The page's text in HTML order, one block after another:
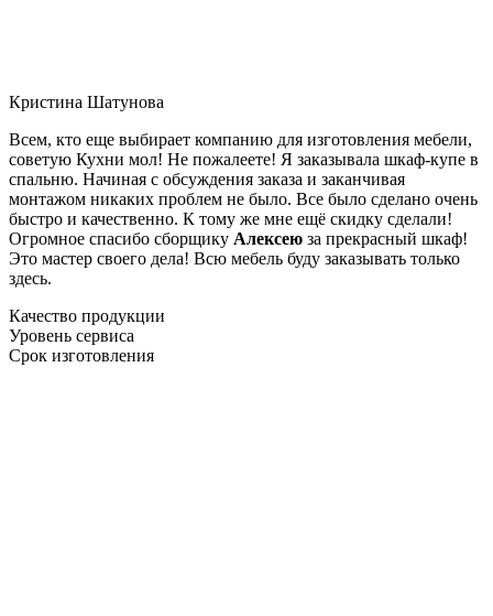
Кристина Шатунова
Всем, кто еще выбирает компанию для изготовления мебели,
советую Кухни мол! Не пожалеете! Я заказывала шкаф-купе в
спальню. Начиная с обсуждения заказа и заканчивая
монтажом никаких проблем не было. Все было сделано очень
быстро и качественно. К тому же мне ещё скидку сделали!
Огромное спасибо сборщику Алексею за прекрасный шкаф!
Это мастер своего дела! Всю мебель буду заказывать только
здесь.
Качество продукции
Уровень сервиса
Срок изготовления